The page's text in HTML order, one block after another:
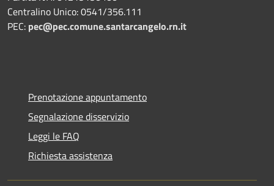
Centralino Unico: 0541/356.111
PEC: pec@pec.comune.santarcangelo.rn.it
Prenotazione appuntamento
Segnalazione disservizio
Leggi le FAQ
Richiesta assistenza